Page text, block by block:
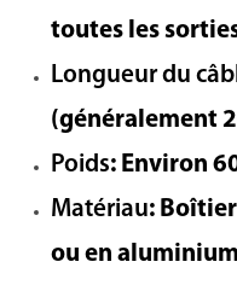
toutes les
Longueur du
(généralement
Poids: Environ
Matériau:
ou en